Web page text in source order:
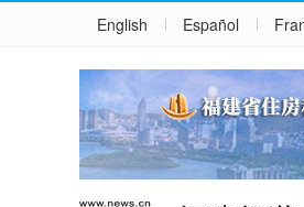
English Español